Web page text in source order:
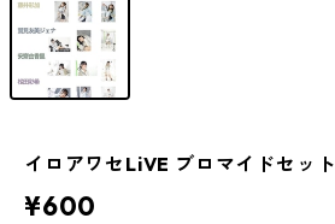
イロアワセLiVE ブロマイドセット
¥600